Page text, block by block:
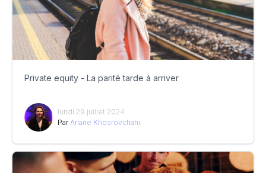
Private equity - La parité tarde à arriver
lundi 29 juillet 2024
Par Ariane Khosrovchahi